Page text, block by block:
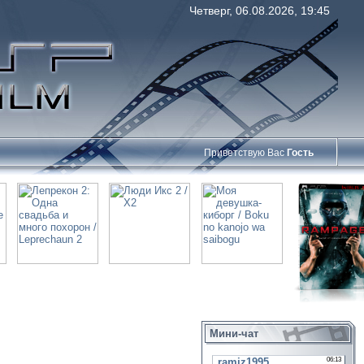
Четверг, 06.08.2026, 19:45
Приветствую Вас Гость
Мини-чат